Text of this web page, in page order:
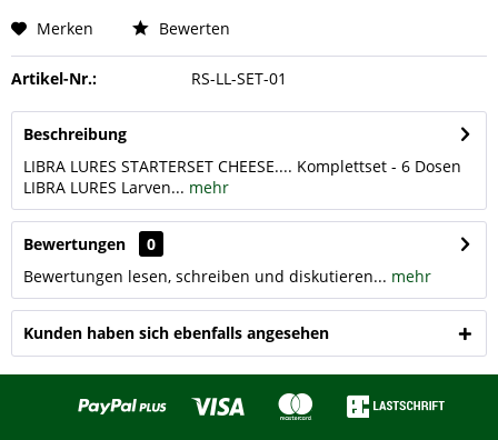
Merken Bewerten
Artikel-Nr.: RS-LL-SET-01
Beschreibung
LIBRA LURES STARTERSET CHEESE.... Komplettset - 6 Dosen
LIBRA LURES Larven... mehr
Bewertungen
0
Bewertungen lesen, schreiben und diskutieren... mehr
Kunden haben sich ebenfalls angesehen